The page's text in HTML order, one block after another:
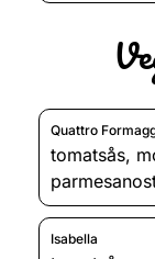
Quattro
tomatsås,
Isabella